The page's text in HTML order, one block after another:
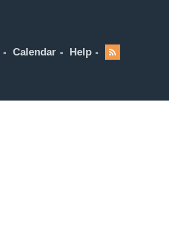
Calendar Help